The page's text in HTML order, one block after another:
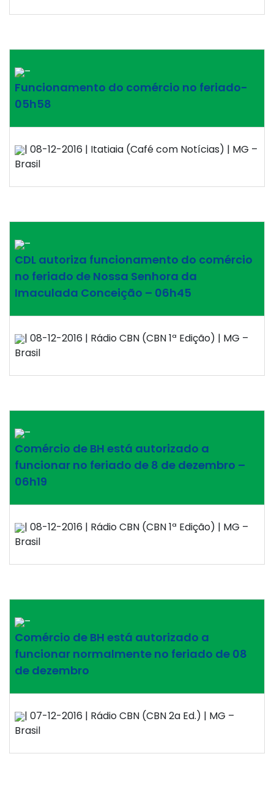
–
Funcionamento do comércio no feriado-
05h58
| 08-12-2016 | Itatiaia (Café com Notícias) | MG –
Brasil
–
CDL autoriza funcionamento do comércio
no feriado de Nossa Senhora da
Imaculada Conceição – 06h45
| 08-12-2016 | Rádio CBN (CBN 1ª Edição) | MG –
Brasil
–
Comércio de BH está autorizado a
funcionar no feriado de 8 de dezembro –
06h19
| 08-12-2016 | Rádio CBN (CBN 1ª Edição) | MG –
Brasil
–
Comércio de BH está autorizado a
funcionar normalmente no feriado de 08
de dezembro
| 07-12-2016 | Rádio CBN (CBN 2a Ed.) | MG –
Brasil